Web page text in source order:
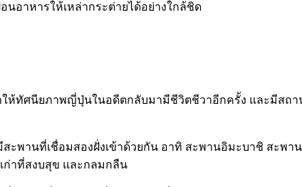
นอาหารให้เหล่ากระต่ายได้อย่างใกล้ชิด
ห้ทัศนียภาพญี่ปุ่นในอดีตกลับมามีชีวิตชีวาอีกครั้ง และมีสถา
พานที่เชื่อมสองฝั่งเข้าด้วยกัน อาทิ สะพานอิมะบาชิ สะพา
ก่าที่สงบสุข และกลมกลืน